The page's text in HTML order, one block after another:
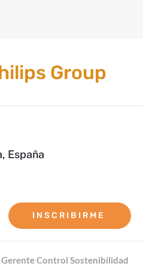
Group
España
INSCRIBIRME
Gerente Control Sostenibilidad